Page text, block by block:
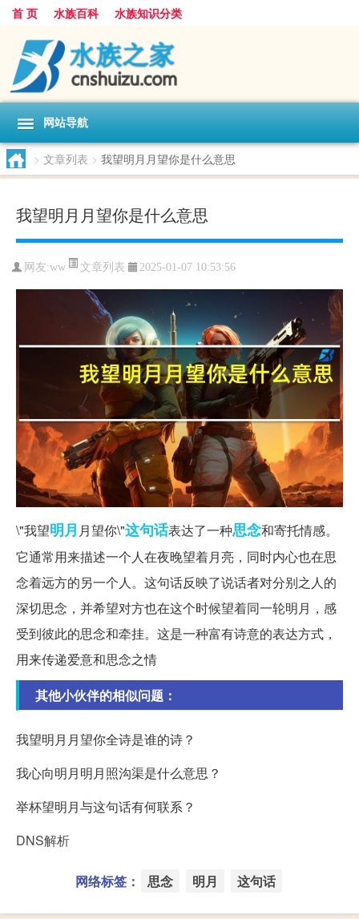
首 页 水族百科 水族知识分类
网站导航
> 文章列表 > 我望明月月望你是什么意思
我望明月月望你是什么意思
网友:ww 文章列表 2025-01-07 10:53:56
\"我望明月 月望你\"这句话表达了一种思念和寄托情感。
它通常用来描述一个人在夜晚望着月亮，同时内心也在思
念着远方的另一个人。这句话反映了说话者对分别之人的
深切思念，并希望对方也在这个时候望着同一轮明月，感
受到彼此的思念和牵挂。这是一种富有诗意的表达方式，
用来传递爱意和思念之情
其他小伙伴的相似问题：
我望明月月望你全诗是谁的诗？
我心向明月明月照沟渠是什么意思？
举杯望明月与这句话有何联系？
DNS解析
网络标签： 思念 明月 这句话